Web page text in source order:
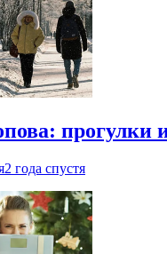
прогулки
2 года спустя